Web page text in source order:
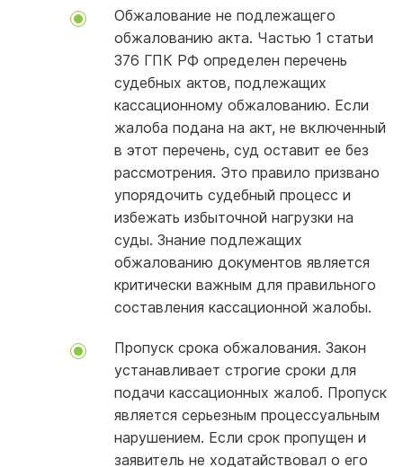
Обжалование не подлежащего
обжалованию акта. Частью 1 статьи
376 ГПК РФ определен перечень
судебных актов, подлежащих
кассационному обжалованию. Если
жалоба подана на акт, не включенный
в этот перечень, суд оставит ее без
рассмотрения. Это правило призвано
упорядочить судебный процесс и
избежать избыточной нагрузки на
суды. Знание подлежащих
обжалованию документов является
критически важным для правильного
составления кассационной жалобы.
Пропуск срока обжалования. Закон
устанавливает строгие сроки для
подачи кассационных жалоб. Пропуск
является серьезным процессуальным
нарушением. Если срок пропущен и
заявитель не ходатайствовал о его